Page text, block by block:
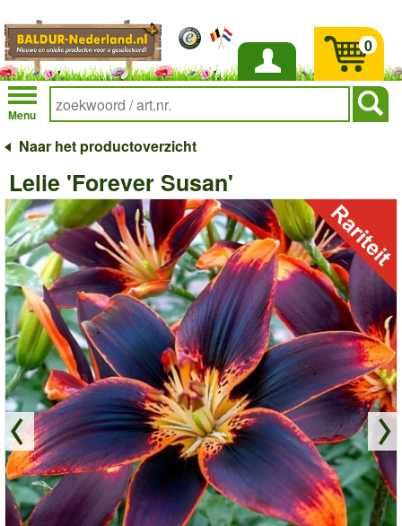
Inloggen
Menu
0
Naar het productoverzicht
Lelie 'Forever Susan'